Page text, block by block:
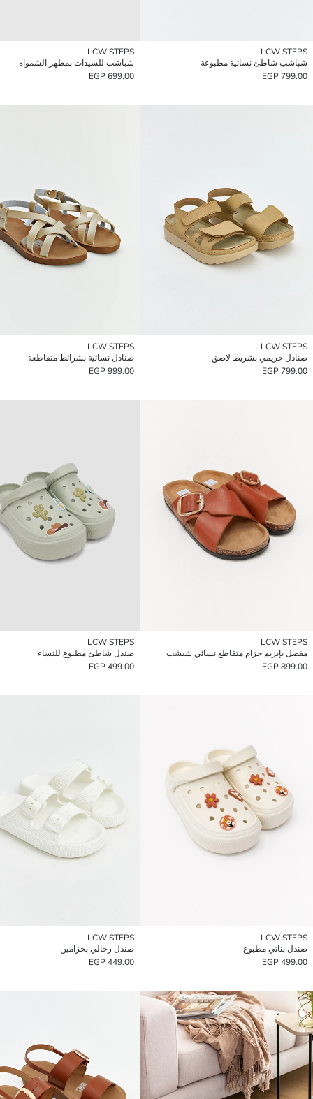
LCW STEPS
شباشب شاطئ نسائية مطبوعة
799.00 EGP
LCW STEPS
شباشب للسيدات بمظهر الشمواه
699.00 EGP
LCW STEPS
صنادل حريمي بشريط لاصق
799.00 EGP
LCW STEPS
صنادل نسائية بشرائط متقاطعة
999.00 EGP
LCW STEPS
مفصل بإبزيم حزام متقاطع نسائي شبشب
899.00 EGP
LCW STEPS
صندل شاطئ مطبوع للنساء
499.00 EGP
LCW STEPS
صندل بناتي مطبوع
499.00 EGP
LCW STEPS
صندل رجالي بحزامين
449.00 EGP